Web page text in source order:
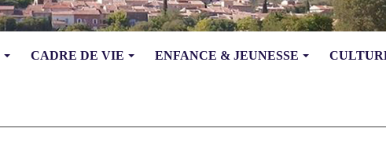
CADRE DE VIE ENFANCE & JEUNESSE